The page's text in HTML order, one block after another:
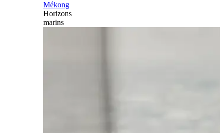
Mékong
Horizons
marins